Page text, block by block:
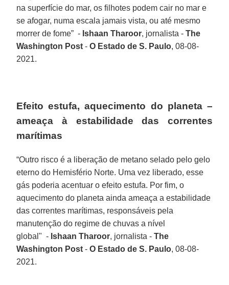
na superfície do mar, os filhotes podem cair no mar e
se afogar, numa escala jamais vista, ou até mesmo
morrer de fome” - Ishaan Tharoor, jornalista -The
Washington Post -O Estado de S. Paulo, 08-08-
2021.
Efeito estufa, aquecimento do planeta –
ameaça à estabilidade das correntes
marítimas
“Outro risco é a liberação de metano selado pelo gelo
eterno do Hemisfério Norte. Uma vez liberado, esse
gás poderia acentuar o efeito estufa. Por fim, o
aquecimento do planeta ainda ameaça a estabilidade
das correntes marítimas, responsáveis pela
manutenção do regime de chuvas a nível
global" - Ishaan Tharoor, jornalista -The
Washington Post -O Estado de S. Paulo, 08-08-
2021.